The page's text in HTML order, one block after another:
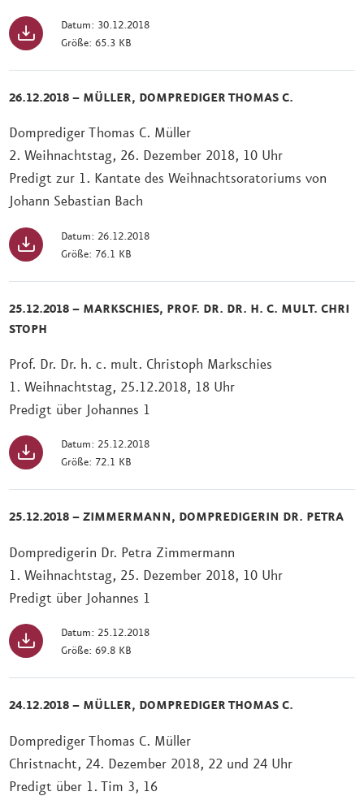
Datum: 30.12.2018
Größe: 65.3 KB
26.12.2018 – MÜLLER, DOMPREDIGER THOMAS C.
Domprediger Thomas C. Müller
2. Weihnachtstag, 26. Dezember 2018, 10 Uhr
Predigt zur 1. Kantate des Weihnachtsoratoriums von
Johann Sebastian Bach
Datum: 26.12.2018
Größe: 76.1 KB
25.12.2018 – MARKSCHIES, PROF. DR. DR. H. C. MULT. CHRI
STOPH
Prof. Dr. Dr. h. c. mult. Christoph Markschies
1. Weihnachtstag, 25.12.2018, 18 Uhr
Predigt über Johannes 1
Datum: 25.12.2018
Größe: 72.1 KB
25.12.2018 – ZIMMERMANN, DOMPREDIGERIN DR. PETRA
Dompredigerin Dr. Petra Zimmermann
1. Weihnachtstag, 25. Dezember 2018, 10 Uhr
Predigt über Johannes 1
Datum: 25.12.2018
Größe: 69.8 KB
24.12.2018 – MÜLLER, DOMPREDIGER THOMAS C.
Domprediger Thomas C. Müller
Christnacht, 24. Dezember 2018, 22 und 24 Uhr
Predigt über 1. Tim 3, 16